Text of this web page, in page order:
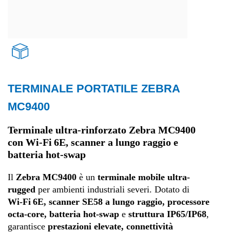
TERMINALE PORTATILE ZEBRA
MC9400
Terminale ultra-rinforzato Zebra MC9400
con Wi‑Fi 6E, scanner a lungo raggio e
batteria hot-swap
Il Zebra MC9400 è un terminale mobile ultra-
rugged per ambienti industriali severi. Dotato di
Wi‑Fi 6E, scanner SE58 a lungo raggio, processore
octa-core, batteria hot-swap e struttura IP65/IP68,
garantisce prestazioni elevate, connettività